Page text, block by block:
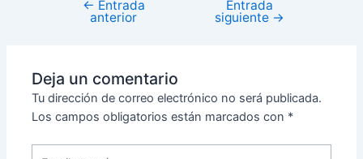
← Entrada
anterior
Entrada
siguiente →
Deja un comentario
Tu dirección de correo electrónico no será publicada.
Los campos obligatorios están marcados con *